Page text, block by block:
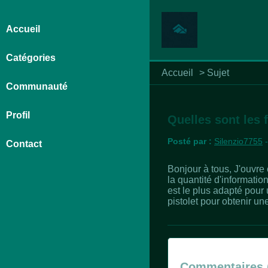
Accueil > Sujet
Accueil
Catégories
Communauté
Profil
Contact
Quelles sont les
Posté par : Silenzio7755
Bonjour à tous,
la quantité
est le plus adapté pour
pistolet pour obtenir